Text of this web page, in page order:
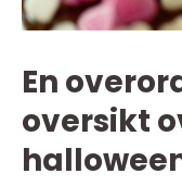
En
oversikt